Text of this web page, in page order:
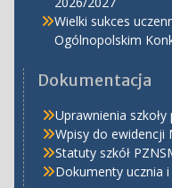
Wielki sukces
Ogólnopolskim
Dokumentacja
Uprawnienia szkoły
Wpisy do ewidencji
Statuty szkół
Dokumenty ucznia